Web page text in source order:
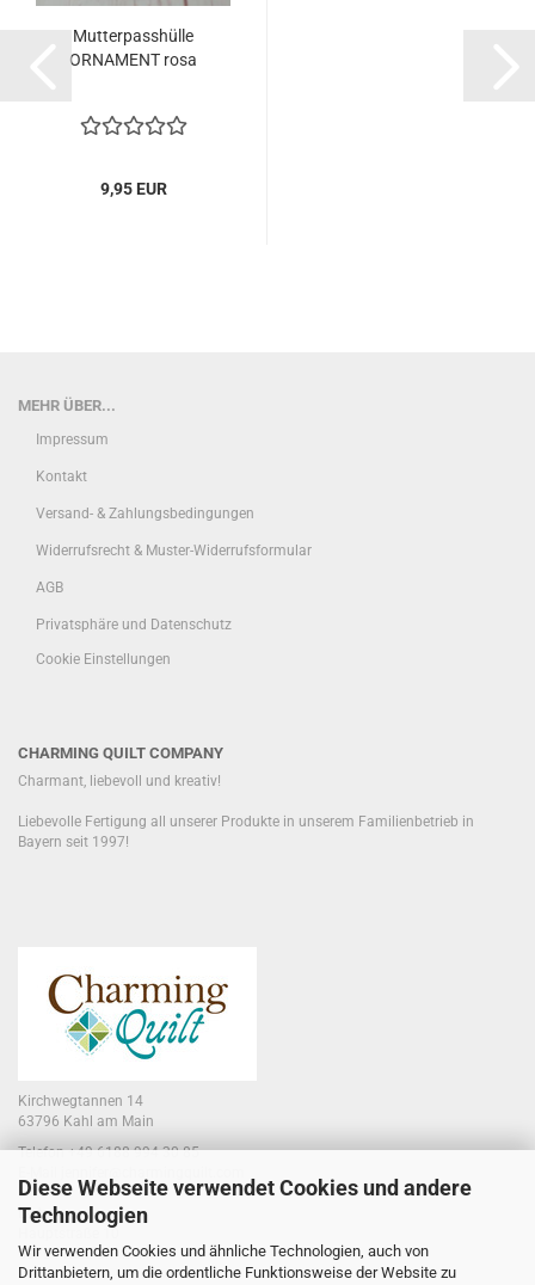
Diese Webseite verwendet Cookies und andere
Technologien
Wir verwenden Cookies und ähnliche Technologien, auch von
Drittanbietern, um die ordentliche Funktionsweise der Website zu
Mutterpasshülle
ORNAMENT rosa
9,95 EUR
MEHR ÜBER...
Impressum
Kontakt
Versand- & Zahlungsbedingungen
Widerrufsrecht & Muster-Widerrufsformular
AGB
Privatsphäre und Datenschutz
Cookie Einstellungen
CHARMING QUILT COMPANY
Charmant, liebevoll und kreativ!
Liebevolle Fertigung all unserer Produkte in unserem Familienbetrieb in
Bayern seit 1997!
Kirchwegtannen 14
63796 Kahl am Main
Telefon +49 6188 994 30 85
Laden:
63796 Kahl am Main